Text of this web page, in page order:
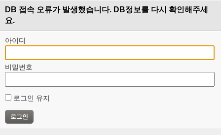
DB 접속 오류가 발생했습니다. DB정보를 다시 확인해주세
요.
아이디
비밀번호
로그인 유지